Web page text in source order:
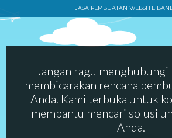
JASA PEMBUATAN WEBSITE
Jangan ragu
membicarakan rencana
Anda. Kami terbuka untuk
membantu mencari solusi
Anda.